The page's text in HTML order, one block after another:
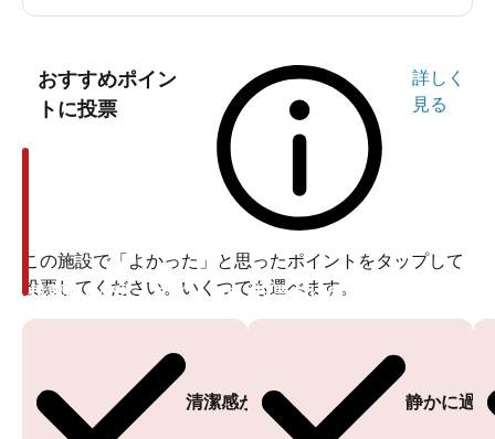
おすすめポイン
トに投票
詳しく
見る
この施設で「よかった」と思ったポイントをタップして
投票してください。いくつでも選べます。
清潔感がある
投票ありがとうございます
静かに過
投票ありがとうございます